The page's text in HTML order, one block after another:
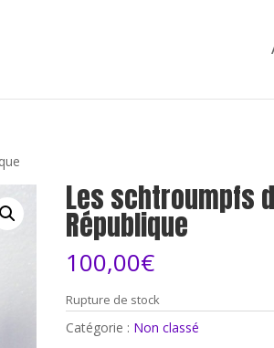
Les schtroumpfs
République
100,00€
Rupture de stock
Catégorie : Non classé